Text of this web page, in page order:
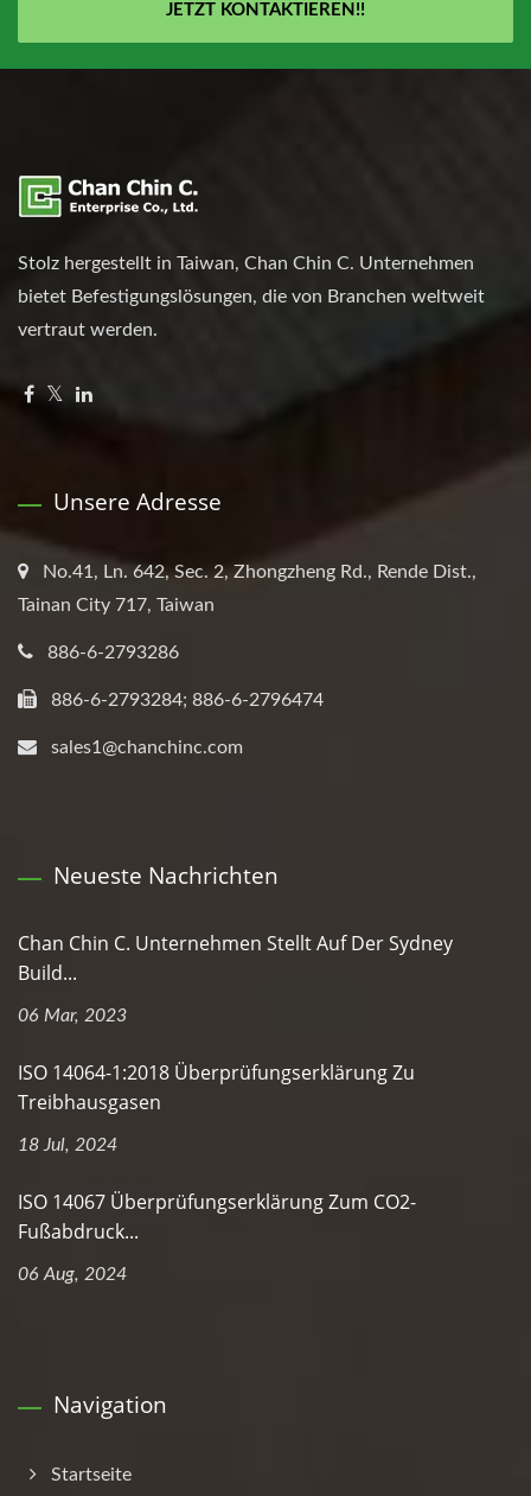
JETZT KONTAKTIEREN!!
Stolz hergestellt in Taiwan, Chan Chin C. Unternehmen
bietet Befestigungslösungen, die von Branchen weltweit
vertraut werden.
Unsere Adresse
No.41, Ln. 642, Sec. 2, Zhongzheng Rd., Rende Dist.,
Tainan City 717, Taiwan
886-6-2793286
886-6-2793284; 886-6-2796474
sales1@chanchinc.com
Neueste Nachrichten
Chan Chin C. Unternehmen Stellt Auf Der Sydney
Build...
06 Mar, 2023
ISO 14064-1:2018 Überprüfungserklärung Zu
Treibhausgasen
18 Jul, 2024
ISO 14067 Überprüfungserklärung Zum CO2-
Fußabdruck...
06 Aug, 2024
Navigation
Startseite